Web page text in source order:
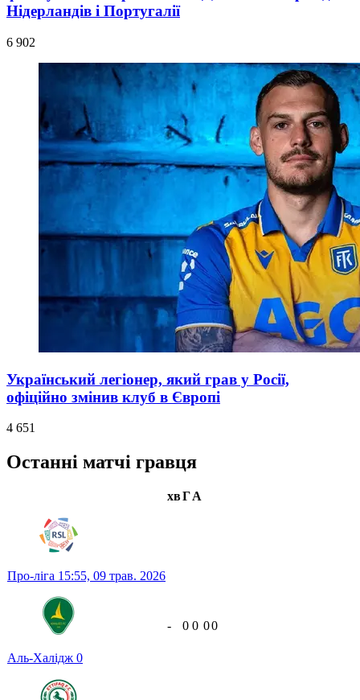
Нідерландів і Португалії
6 902
Український легіонер, який грав у Росії,
офіційно змінив клуб в Європі
4 651
Останні матчі гравця
хвГА
Про-ліга 15:55, 09 трав. 2026
Аль-Халідж 0
- 0 0 00